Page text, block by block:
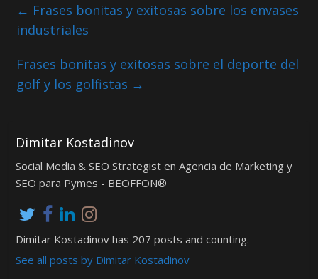
← Frases bonitas y exitosas sobre los envases
industriales
Frases bonitas y exitosas sobre el deporte del
golf y los golfistas →
Dimitar Kostadinov
Social Media & SEO Strategist en Agencia de Marketing y
SEO para Pymes - BEOFFON®
Dimitar Kostadinov has 207 posts and counting.
See all posts by Dimitar Kostadinov